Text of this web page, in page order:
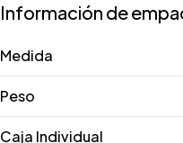
Información de
Medida
Peso
Caja Individual